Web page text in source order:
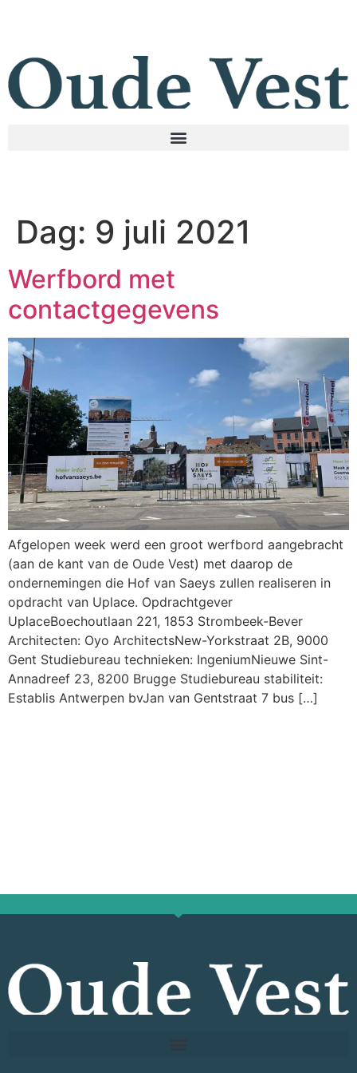
Dag: 9 juli 2021
Werfbord met
contactgegevens
Afgelopen week werd een groot werfbord aangebracht
(aan de kant van de Oude Vest) met daarop de
ondernemingen die Hof van Saeys zullen realiseren in
opdracht van Uplace. Opdrachtgever
UplaceBoechoutlaan 221, 1853 Strombeek-Bever
Architecten: Oyo ArchitectsNew-Yorkstraat 2B, 9000
Gent Studiebureau technieken: IngeniumNieuwe Sint-
Annadreef 23, 8200 Brugge Studiebureau stabiliteit:
Establis Antwerpen bvJan van Gentstraat 7 bus […]